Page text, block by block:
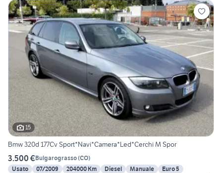
15
Bmw 320d 177Cv Sport*Navi*Camera*Led*Cerchi M Spor
3.500 €Bulgarograsso(CO)
Usato
07/2009 204000 Km Diesel Manuale
Euro 5